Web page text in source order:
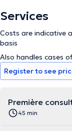
Services
Costs are indicative
basis
Also handles cases
Register to see
Première
45 min